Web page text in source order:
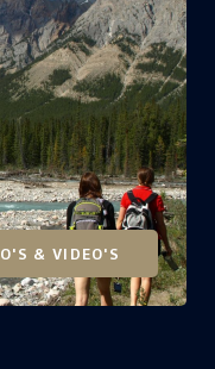
& VIDEO'S